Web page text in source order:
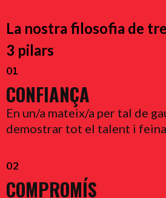
La nostra filosofia de
3 pilars
01
CONFIANÇA
En un/a mateix/a per tal de
demostrar tot el talent i
02
COMPROMÍS